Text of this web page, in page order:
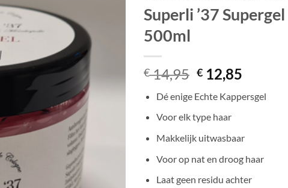
Superli ’37
500ml
€14,95
prijs
was:
€ 14,95.
€ 12,85
is:
Dé enige Echte Kappersgel
Voor elk type haar
Makkelijk uitwasbaar
Voor op nat en droog haar
Laat geen residu achter